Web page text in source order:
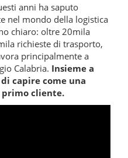
anni ha saputo
nel mondo della logistica
chiaro: oltre 20mila
richieste di trasporto,
principalmente a
Calabria. Insieme a
capire come una
cliente.